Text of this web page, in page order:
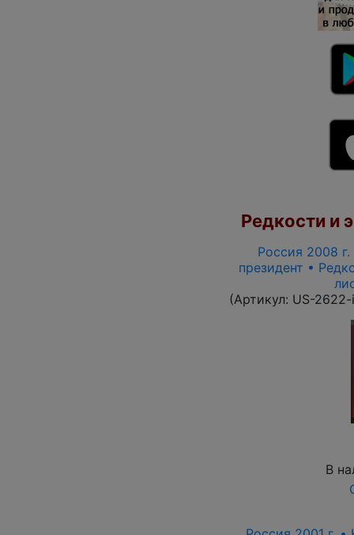
Редкости и
Россия 2008
президент •
(Артикул: US-
В